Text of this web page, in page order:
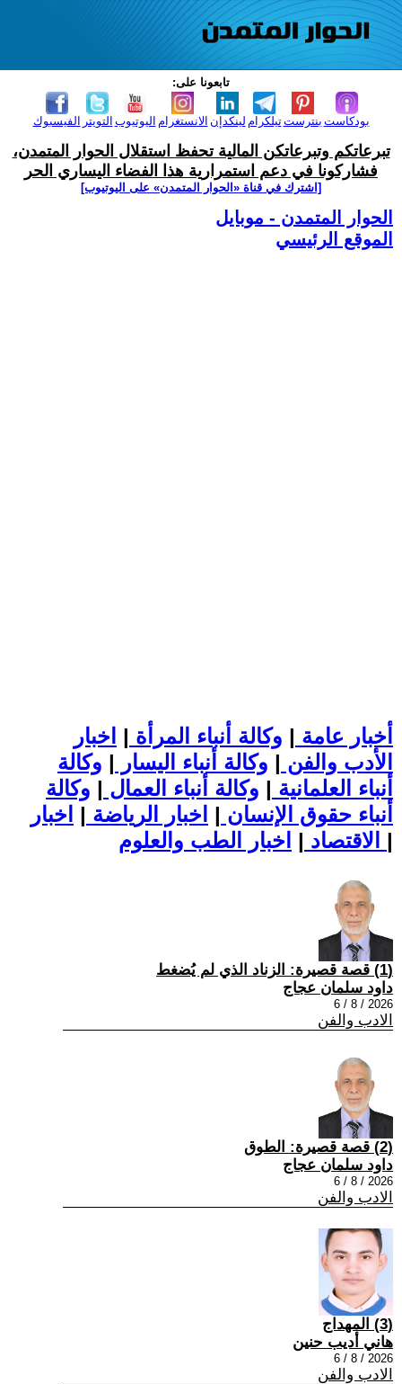
تابعونا على:
الفيسبوك التويتر اليوتيوب الانستغرام لينكدإن تيلكرامبنترست بودكاست
تبرعاتكم وتبرعاتكن المالية تحفظ استقلال الحوار المتمدن،
فشاركونا في دعم استمرارية هذا الفضاء اليساري الحر
[اشترك في قناة ‫«الحوار المتمدن» على اليوتيوب]
الحوار المتمدن - موبايل
الموقع الرئيسي
أخبار عامة | وكالة أنباء المرأة | اخبار
الأدب والفن | وكالة أنباء اليسار | وكالة
أنباء العلمانية | وكالة أنباء العمال | وكالة
أنباء حقوق الإنسان | اخبار الرياضة | اخبار
الاقتصاد | |
(1) قصة قصيرة: الزناد الذي لم يُضغط
داود سلمان عجاج
2026 / 8 / 6
الادب والفن
(2) قصة قصيرة: الطوق
داود سلمان عجاج
2026 / 8 / 6
الادب والفن
(3) المهداج
هاني أديب حنين
2026 / 8 / 6
الادب والفن